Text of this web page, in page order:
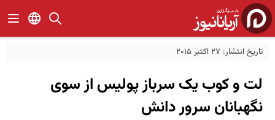
تاریخ انتشار: 27 اکتبر 2015
لت و کوب یک سرباز پولیس از سوی
نگهبانان سرور دانش